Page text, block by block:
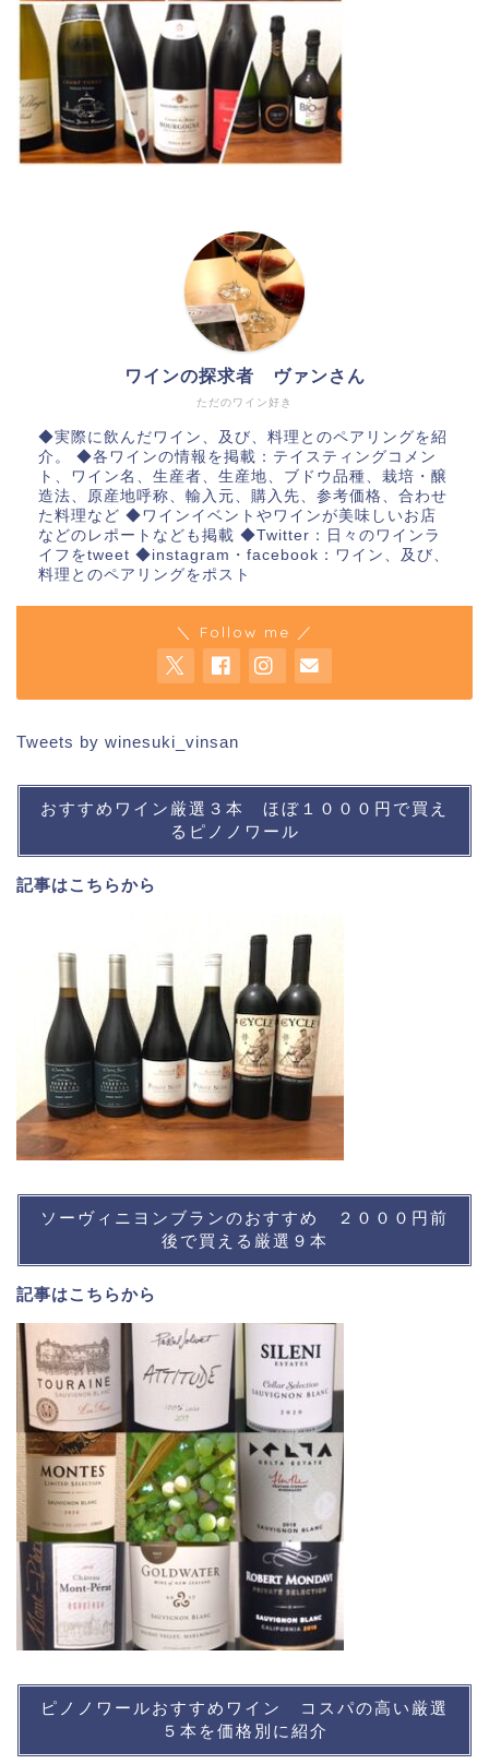
ただのワイン好き
ワインの探求者 ヴァンさん
◆実際に飲んだワイン、及び、料理とのペアリングを紹
介。 ◆各ワインの情報を掲載：テイスティングコメン
ト、ワイン名、生産者、生産地、ブドウ品種、栽培・醸
造法、原産地呼称、輸入元、購入先、参考価格、合わせ
た料理など ◆ワインイベントやワインが美味しいお店
などのレポートなども掲載 ◆Twitter：日々のワインラ
イフをtweet ◆instagram・facebook：ワイン、及び、
料理とのペアリングをポスト
＼ Follow me ／
Tweets by winesuki_vinsan
おすすめワイン厳選３本 ほぼ１０００円で買え
るピノノワール
記事はこちらから
ソーヴィニヨンブランのおすすめ ２０００円前
後で買える厳選９本
記事はこちらから
ピノノワールおすすめワイン コスパの高い厳選
５本を価格別に紹介